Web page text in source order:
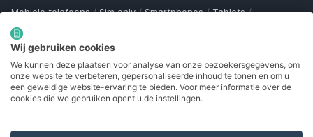
Mobiele telefoons / Sim only / Smartphones / Tablets /
Smartwatches
Bluetooth trackers / Opladers
Samsung Galaxy
Gamingtelefoons / Foldables / Robuuste telefoons /
Seniorentelefoons / Waterdichte telefoons / Refurbished
Wij gebruiken cookies
We kunnen deze plaatsen voor analyse van onze bezoekersgegevens, om
onze website te verbeteren, gepersonaliseerde inhoud te tonen en om u
een geweldige website-ervaring te bieden. Voor meer informatie over de
cookies die we gebruiken opent u de instellingen.